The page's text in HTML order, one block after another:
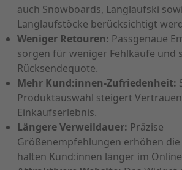
auch Snowboards, Langlaufski
Langlaufstöcke berücksichtigt
Weniger Retouren: Passgenaue
sorgen für weniger Fehlkäufe und
Rücksendequote.
Mehr Kund:innen-Zufriedenheit:
Produktauswahl steigert
Einkaufserlebnis.
Längere Verweildauer: Präzise
Größenempfehlungen erhöhen
halten Kund:innen länger im